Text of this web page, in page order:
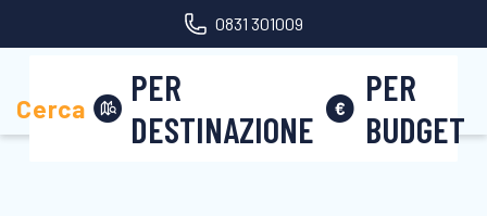
0831 301009
Cerca
PER
DESTINAZIONE
PER
BUDGET